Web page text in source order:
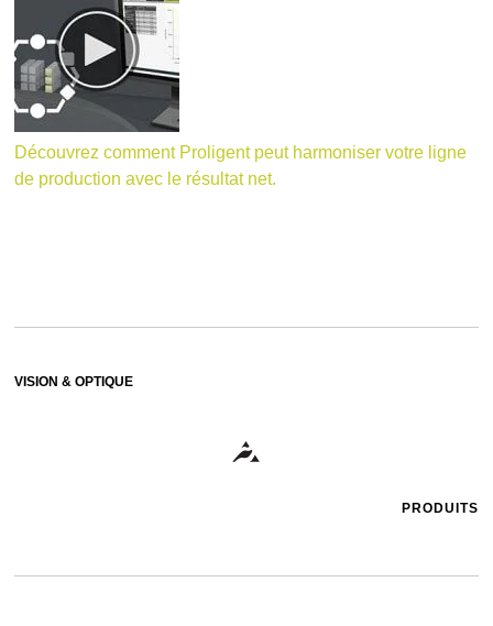
Découvrez comment Proligent peut harmoniser votre ligne
de production avec le résultat net.
VISION & OPTIQUE
PRODUITS